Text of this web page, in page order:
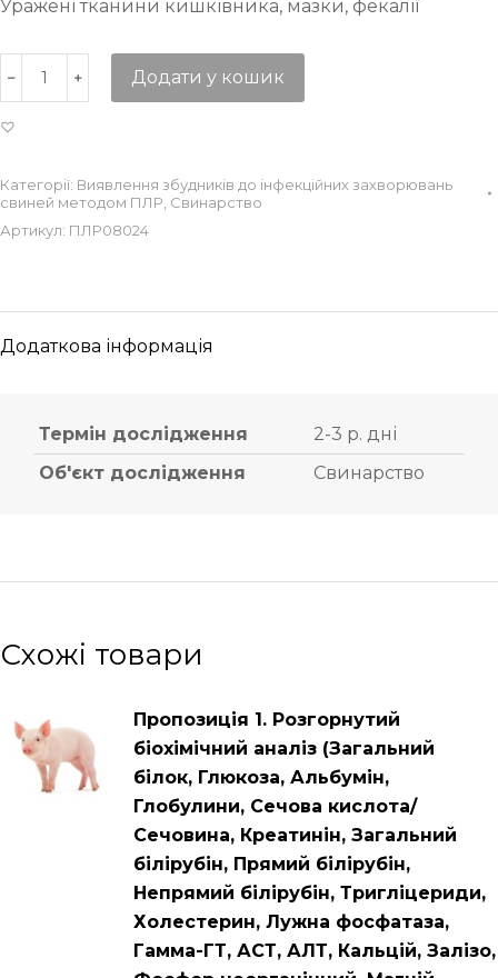
Уражені тканини кишківника, мазки, фекалії
Додати у кошик
Категорії: Виявлення збудників до інфекційних захворювань
свиней методом ПЛР Свинарство
Артикул: ПЛР08024
Додаткова інформація
Термін дослідження
2-3 р. дні
Об'єкт дослідження
Свинарство
Схожі товари
Пропозиція 1. Розгорнутий
біохімічний аналіз (Загальний
білок, Глюкоза, Альбумін,
Глобулини, Сечова кислота/
Сечовина, Креатинін, Загальний
білірубін, Прямий білірубін,
Непрямий білірубін, Тригліцериди,
Холестерин, Лужна фосфатаза,
Гамма-ГТ, АСТ, АЛТ, Кальцій, Залізо,